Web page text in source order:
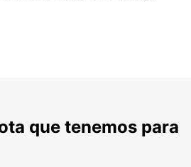
que tenemos para